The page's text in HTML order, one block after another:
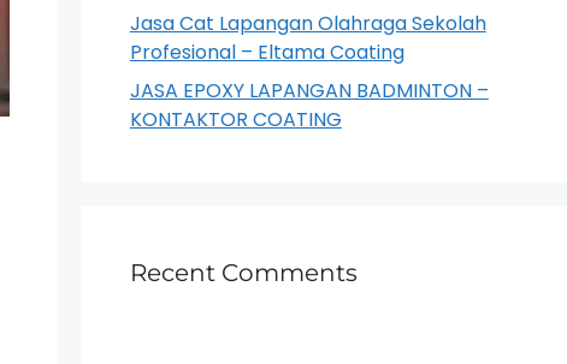
Jasa Cat Lapangan Olahraga Sekolah
Profesional – Eltama Coating
JASA EPOXY LAPANGAN BADMINTON –
KONTAKTOR COATING
Recent Comments